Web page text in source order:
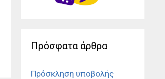
Πρόσφατα άρθρα
Πρόσκληση υποβολής